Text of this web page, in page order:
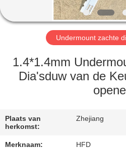
ONGEVEER
ONS
FABRIEKSREIS
CONTACTEER
Undermount zachte
1.4*1.4mm
Dia'sduw van de
Plaats van
herkomst:
Zhejiang
Merknaam: HFD